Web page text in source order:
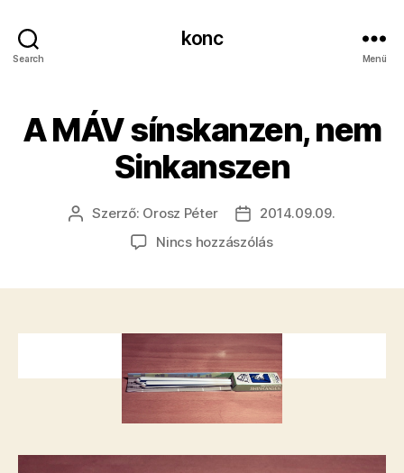
Search
konc
Menü
A MÁV sínskanzen, nem
Sinkanszen
Bejegyzés
Szerző: Orosz Péter
Bejegyzés
dátuma
2014.09.09.
Nincs hozzászólása(z)
bejegyzéshez